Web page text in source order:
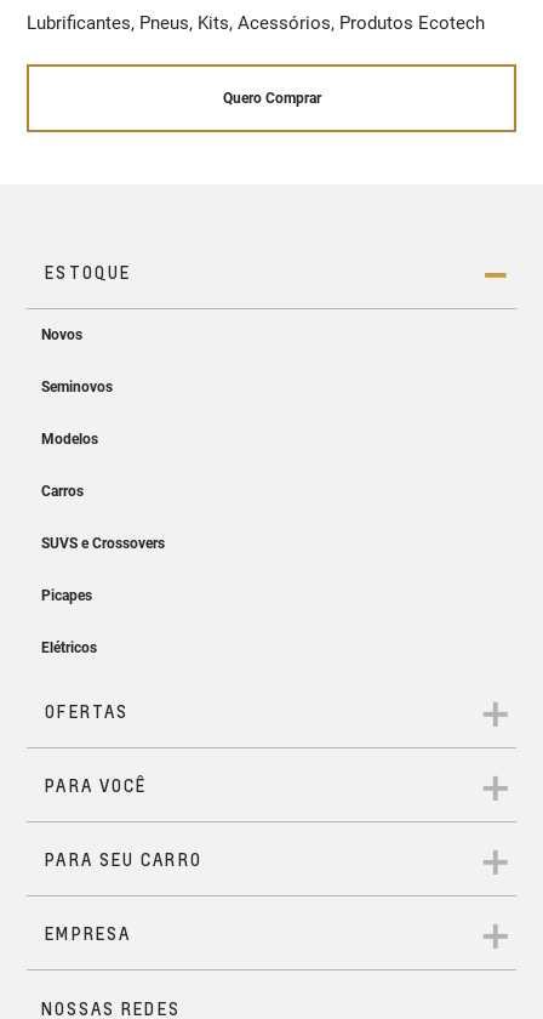
Lubrificantes, Pneus, Kits, Acessórios, Produtos Ecotech
Quero Comprar